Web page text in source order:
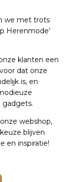
we met trots
Herenmode’
klanten een
dat onze
is, en
gadgets.
webshop,
blijven
en inspiratie!